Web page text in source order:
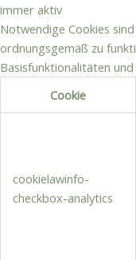
immer aktiv
Notwendige Cookies
ordnungsgemäß zu
Basisfunktionalitäten
Cookie
cookielawinfo-
checkbox-analytics